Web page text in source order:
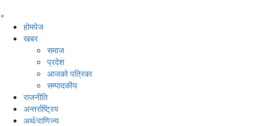
×
होमपेज
खबर
समाज
प्रदेश
आजको पत्रिका
सम्पादकीय
राजनीति
अन्तर्राष्ट्रिय
अर्थ/वाणिज्य